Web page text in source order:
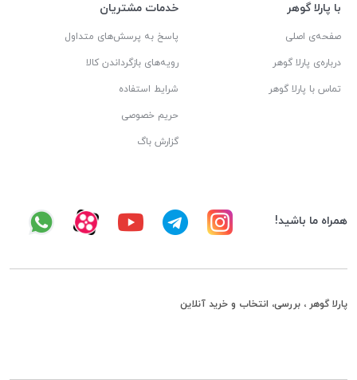
با پارلا گوهر
صفحه‌ی اصلی
درباره‌ی پارلا گوهر
تماس با پارلا گوهر
خدمات مشتریان
پاسخ به پرسش‌های متداول
رویه‌های بازگرداندن کالا
شرایط استفاده
حریم خصوصی
گزارش باگ
همراه ما باشید!
پارلا گوهر ، بررسی، انتخاب و خرید آنلاین